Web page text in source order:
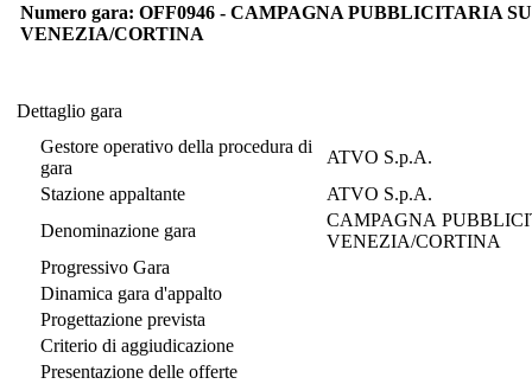
Numero gara: OFF0946 - CAMPAGNA PUBBLICITARIA
VENEZIA/CORTINA
Dettaglio gara
Gestore operativo della procedura di
gara
ATVO S.p.A.
Stazione appaltante
ATVO S.p.A.
Denominazione gara
CAMPAGNA
VENEZIA/CORTINA
Progressivo Gara
Dinamica gara d'appalto
Progettazione prevista
Criterio di aggiudicazione
Presentazione delle offerte